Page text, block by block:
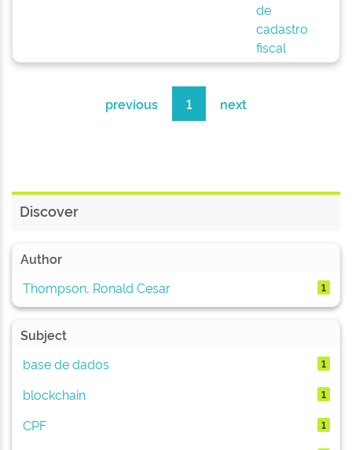
de
cadastro
fiscal
previous 1 next
Discover
Author
Thompson, Ronald Cesar
1
Subject
base de dados
1
blockchain 1
CPF 1